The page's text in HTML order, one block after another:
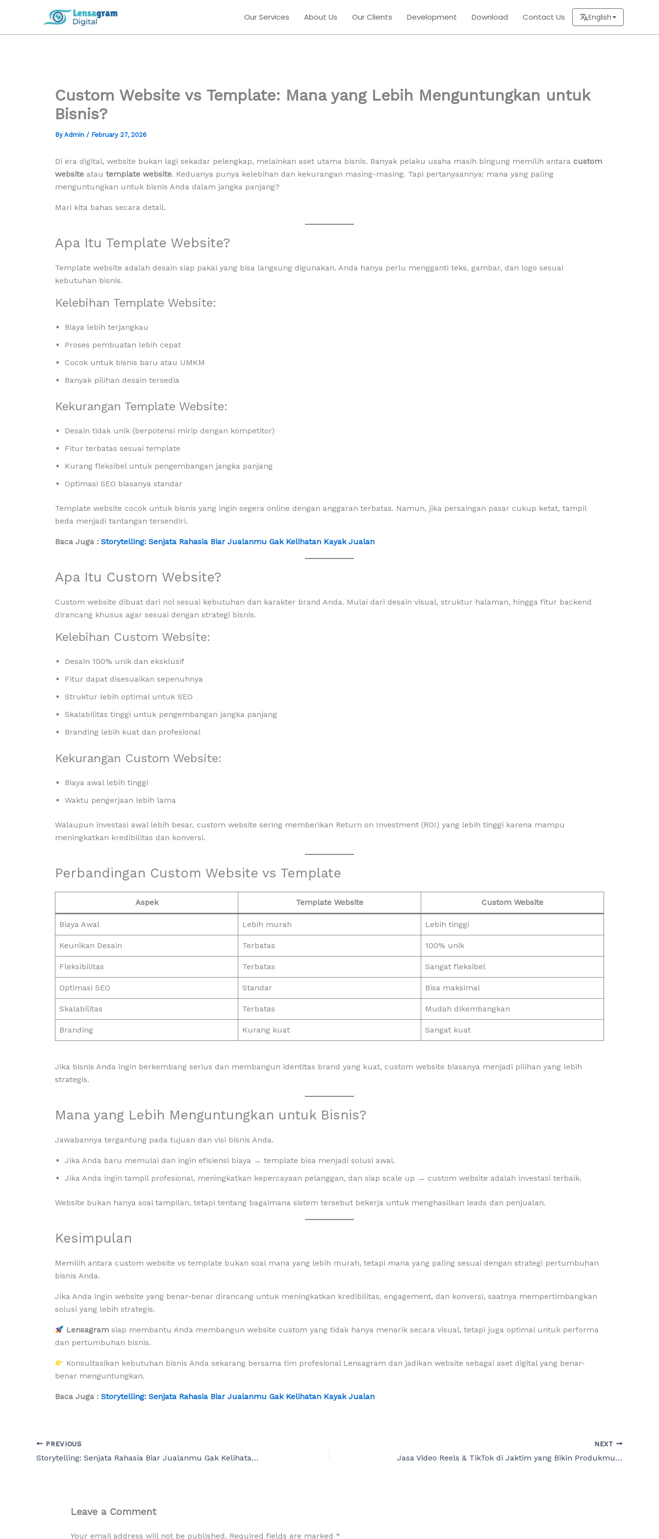
Our Services About Us Our Clients Development Download Contact Us English
Custom Website vs Template: Mana yang Lebih Menguntungkan untuk
Bisnis?
By Admin / February 27, 2026
Di era digital, website bukan lagi sekadar pelengkap, melainkan aset utama bisnis. Banyak pelaku usaha masih bingung memilih antara custom
website atau template website. Keduanya punya kelebihan dan kekurangan masing-masing. Tapi pertanyaannya: mana yang paling
menguntungkan untuk bisnis Anda dalam jangka panjang?
Mari kita bahas secara detail.
Apa Itu Template Website?
Template website adalah desain siap pakai yang bisa langsung digunakan. Anda hanya perlu mengganti teks, gambar, dan logo sesuai
kebutuhan bisnis.
Kelebihan Template Website:
Biaya lebih terjangkau
Proses pembuatan lebih cepat
Cocok untuk bisnis baru atau UMKM
Banyak pilihan desain tersedia
Kekurangan Template Website:
Desain tidak unik (berpotensi mirip dengan kompetitor)
Fitur terbatas sesuai template
Kurang fleksibel untuk pengembangan jangka panjang
Optimasi SEO biasanya standar
Template website cocok untuk bisnis yang ingin segera online dengan anggaran terbatas. Namun, jika persaingan pasar cukup ketat, tampil
beda menjadi tantangan tersendiri.
Baca Juga : Storytelling: Senjata Rahasia Biar Jualanmu Gak Kelihatan Kayak Jualan
Apa Itu Custom Website?
Custom website dibuat dari nol sesuai kebutuhan dan karakter brand Anda. Mulai dari desain visual, struktur halaman, hingga fitur backend
dirancang khusus agar sesuai dengan strategi bisnis.
Kelebihan Custom Website:
Desain 100% unik dan eksklusif
Fitur dapat disesuaikan sepenuhnya
Struktur lebih optimal untuk SEO
Skalabilitas tinggi untuk pengembangan jangka panjang
Branding lebih kuat dan profesional
Kekurangan Custom Website:
Biaya awal lebih tinggi
Waktu pengerjaan lebih lama
Walaupun investasi awal lebih besar, custom website sering memberikan Return on Investment (ROI) yang lebih tinggi karena mampu
meningkatkan kredibilitas dan konversi.
Perbandingan Custom Website vs Template
Aspek Template Website Custom Website
Biaya Awal Lebih murah Lebih tinggi
Keunikan Desain Terbatas 100% unik
Fleksibilitas Terbatas Sangat fleksibel
Optimasi SEO Standar Bisa maksimal
Skalabilitas Terbatas Mudah dikembangkan
Branding Kurang kuat Sangat kuat
Jika bisnis Anda ingin berkembang serius dan membangun identitas brand yang kuat, custom website biasanya menjadi pilihan yang lebih
strategis.
Mana yang Lebih Menguntungkan untuk Bisnis?
Jawabannya tergantung pada tujuan dan visi bisnis Anda.
Jika Anda baru memulai dan ingin efisiensi biaya → template bisa menjadi solusi awal.
Jika Anda ingin tampil profesional, meningkatkan kepercayaan pelanggan, dan siap scale up → custom website adalah investasi terbaik.
Website bukan hanya soal tampilan, tetapi tentang bagaimana sistem tersebut bekerja untuk menghasilkan leads dan penjualan.
Kesimpulan
Memilih antara custom website vs template bukan soal mana yang lebih murah, tetapi mana yang paling sesuai dengan strategi pertumbuhan
bisnis Anda.
Jika Anda ingin website yang benar-benar dirancang untuk meningkatkan kredibilitas, engagement, dan konversi, saatnya mempertimbangkan
solusi yang lebih strategis.
Lensagram siap membantu Anda membangun website custom yang tidak hanya menarik secara visual, tetapi juga optimal untuk performa
dan pertumbuhan bisnis.
Konsultasikan kebutuhan bisnis Anda sekarang bersama tim profesional Lensagram dan jadikan website sebagai aset digital yang benar-
benar menguntungkan.
Baca Juga : Storytelling: Senjata Rahasia Biar Jualanmu Gak Kelihatan Kayak Jualan
PREVIOUS
Storytelling: Senjata Rahasia Biar Jualanmu Gak Kelihatan Kayak Jualan
NEXT
Jasa Video Reels & TikTok di Jaktim yang Bikin Produkmu Kelihatan Mewah
Leave a Comment
Your email address will not be published. Required fields are marked *